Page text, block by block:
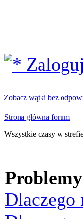
Zaloguj
Zobacz wątki bez
Strona główna forum
Wszystkie czasy w
Dlaczego